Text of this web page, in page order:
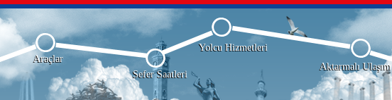
Araçlar
Sefer Saatleri
Yolcu Hizmetleri
Aktarmalı Ulaşım